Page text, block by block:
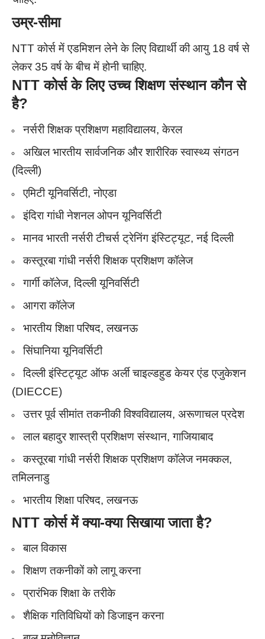
उम्र-सीमा
NTT कोर्स में एडमिशन लेने के लिए विद्यार्थी की आयु 18 वर्ष से
लेकर 35 वर्ष के बीच में होनी चाहिए.
NTT कोर्स के लिए उच्च शिक्षण संस्थान कौन से
है?
नर्सरी शिक्षक प्रशिक्षण महाविद्यालय, केरल
अखिल भारतीय सार्वजनिक और शारीरिक स्वास्थ्य संगठन
(दिल्ली)
एमिटी यूनिवर्सिटी, नोएडा
इंदिरा गांधी नेशनल ओपन यूनिवर्सिटी
मानव भारती नर्सरी टीचर्स ट्रेनिंग इंस्टिट्यूट, नई दिल्ली
कस्तूरबा गांधी नर्सरी शिक्षक प्रशिक्षण कॉलेज
गार्गी कॉलेज, दिल्ली यूनिवर्सिटी
आगरा कॉलेज
भारतीय शिक्षा परिषद, लखनऊ
सिंघानिया यूनिवर्सिटी
दिल्ली इंस्टिट्यूट ऑफ अर्ली चाइल्डहुड केयर एंड एजुकेशन
(DIECCE)
उत्तर पूर्व सीमांत तकनीकी विश्वविद्यालय, अरूणाचल प्रदेश
लाल बहादुर शास्त्री प्रशिक्षण संस्थान, गाजियाबाद
कस्तूरबा गांधी नर्सरी शिक्षक प्रशिक्षण कॉलेज नमक्कल,
तमिलनाडु
भारतीय शिक्षा परिषद, लखनऊ
NTT कोर्स में क्या-क्या सिखाया जाता है?
बाल विकास
शिक्षण तकनीकों को लागू करना
प्रारंभिक शिक्षा के तरीके
शैक्षिक गतिविधियों को डिजाइन करना